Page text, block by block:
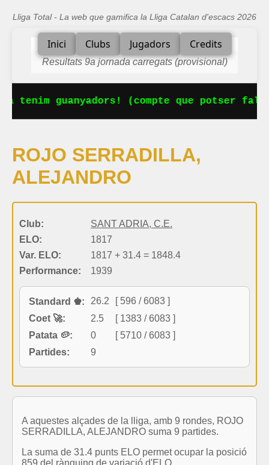
Lliga Total - La web que gamifica la Lliga Catalan d'escacs 2026
Inici Clubs Jugadors Credits
Resultats 9a jornada carregats (provisional)
tenim guanyadors! (compte que potser
ROJO SERRADILLA,
ALEJANDRO
Club:
SANT ADRIA, C.E.
ELO:
1817
Var. ELO:
1817 + 31.4 = 1848.4
Performance:
1939
Standard ♚: 26.2
[ 596 / 6083 ]
Coet 🚀:
2.5
[ 1383 / 6083 ]
Patata 🥔:
0
[ 5710 / 6083 ]
Partides:
9
A aquestes alçades de la lliga, amb 9 rondes, ROJO
SERRADILLA, ALEJANDRO suma 9 partides.
La suma de 31.4 punts ELO permet ocupar la posició
859 del rànquing de variació d'ELO.